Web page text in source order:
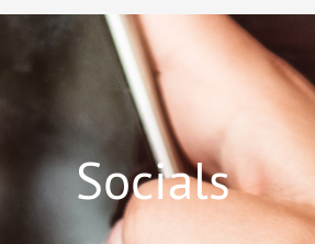
Socials